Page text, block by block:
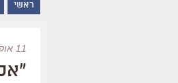
ראשי
11 אוקטובר 2013 | 09:37